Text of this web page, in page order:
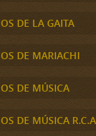
DE LA GAITA
DE MARIACHI
DE MÚSICA
DE MÚSICA